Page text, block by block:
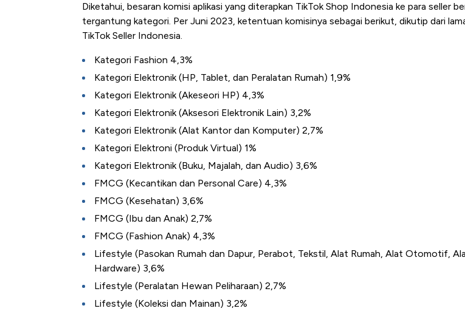
Diketahui, besaran komisi aplikasi yang diterapkan TikTok Shop Indonesia ke para seller
tergantung kategori. Per Juni 2023, ketentuan komisinya sebagai berikut, dikutip dari
TikTok Seller Indonesia.
Kategori Fashion 4,3%
Kategori Elektronik (HP, Tablet, dan Peralatan Rumah) 1,9%
Kategori Elektronik (Akeseori HP) 4,3%
Kategori Elektronik (Aksesori Elektronik Lain) 3,2%
Kategori Elektronik (Alat Kantor dan Komputer) 2,7%
Kategori Elektroni (Produk Virtual) 1%
Kategori Elektronik (Buku, Majalah, dan Audio) 3,6%
FMCG (Kecantikan dan Personal Care) 4,3%
FMCG (Kesehatan) 3,6%
FMCG (Ibu dan Anak) 2,7%
FMCG (Fashion Anak) 4,3%
Lifestyle (Pasokan Rumah dan Dapur, Perabot, Tekstil, Alat Rumah, Alat Otomotif,
Hardware) 3,6%
Lifestyle (Peralatan Hewan Peliharaan) 2,7%
Lifestyle (Koleksi dan Mainan) 3,2%
Ini Kekuatan Uang Embraer Kuasai